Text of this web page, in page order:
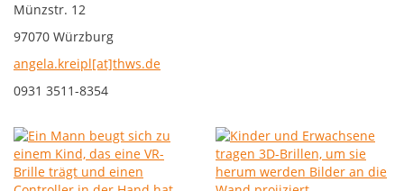
Münzstr. 12
97070 Würzburg
angela.kreipl[at]thws.de
0931 3511-8354